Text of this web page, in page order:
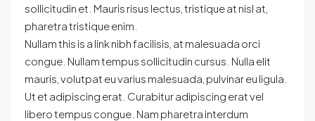
sollicitudin et. Mauris risus lectus, tristique at nisl at,
pharetra tristique enim.
Nullam this is a link nibh facilisis, at malesuada orci
congue. Nullam tempus sollicitudin cursus. Nulla elit
mauris, volutpat eu varius malesuada, pulvinar eu ligula.
Ut et adipiscing erat. Curabitur adipiscing erat vel
libero tempus congue. Nam pharetra interdum